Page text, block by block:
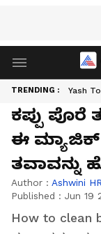
TRENDING : Yash
ಕಪ್ಪು ಪೊರೆ
ಈ ಮ್ಯಾಜಿಕ್
ತವಾವನ್ನು
Author : Ashwini HR
Published : Jun 19
How to clean